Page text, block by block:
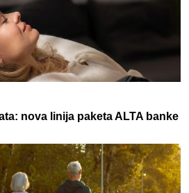
nova linija paketa ALTA banke